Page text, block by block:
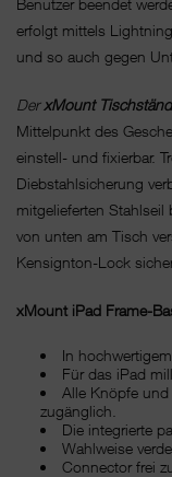
erfolgt mittels
und so auch gegen
DerxMount
Mittelpunkt des
einstell- und fixierbar.
Diebstahlsicherung
mitgelieferten
von unten am Tisch
Kensignton-Lock
xMount iPad Frame-
In
Für das iPad
Alle Knöpfe
zugänglich.
Die integrierte
Wahlweise
Connector frei